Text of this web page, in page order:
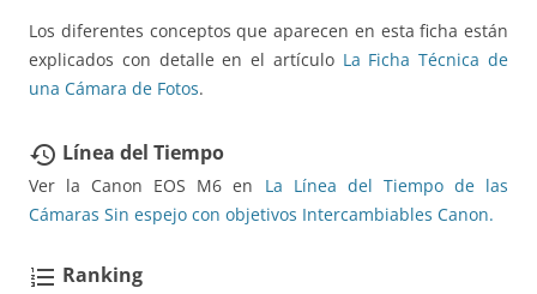
Los diferentes conceptos que aparecen en esta ficha están
explicados con detalle en el artículo La Ficha Técnica de
una Cámara de Fotos.
restore Línea del Tiempo
Ver la Canon EOS M6 en La Línea del Tiempo de las
Cámaras Sin espejo con objetivos Intercambiables Canon.
format_list_numbered Ranking